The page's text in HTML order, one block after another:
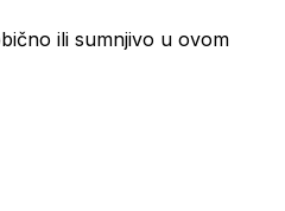
ili sumnjivo u ovom